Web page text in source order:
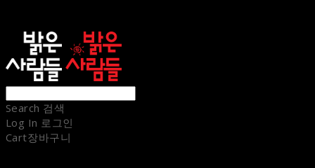
Search 검색
Log In 로그인
Cart장바구니